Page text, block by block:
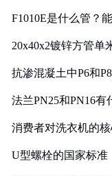
F1010E是什么管？
20x40x2镀锌方管单
抗渗混凝土中P6和
法兰PN25和PN16有
消费者对洗衣机的
U型螺栓的国家标准